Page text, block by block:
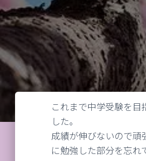
これまで中学受験を
した。
成績が伸びないので頑
に勉強した部分を忘れ